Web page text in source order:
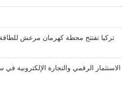
الاستثمار الرقمي والتجارة